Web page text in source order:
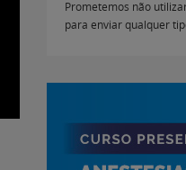
Prometemos não
para enviar qualquer